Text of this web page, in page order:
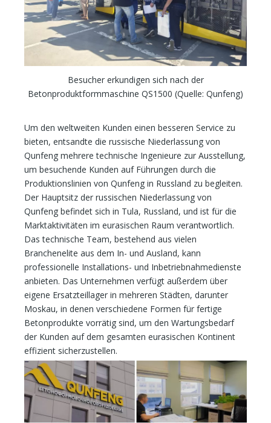
Besucher erkundigen sich nach der
Betonproduktformmaschine QS1500 (Quelle: Qunfeng)
Um den weltweiten Kunden einen besseren Service zu
bieten, entsandte die russische Niederlassung von
Qunfeng mehrere technische Ingenieure zur Ausstellung,
um besuchende Kunden auf Führungen durch die
Produktionslinien von Qunfeng in Russland zu begleiten.
Der Hauptsitz der russischen Niederlassung von
Qunfeng befindet sich in Tula, Russland, und ist für die
Marktaktivitäten im eurasischen Raum verantwortlich.
Das technische Team, bestehend aus vielen
Branchenelite aus dem In- und Ausland, kann
professionelle Installations- und Inbetriebnahmedienste
anbieten. Das Unternehmen verfügt außerdem über
eigene Ersatzteillager in mehreren Städten, darunter
Moskau, in denen verschiedene Formen für fertige
Betonprodukte vorrätig sind, um den Wartungsbedarf
der Kunden auf dem gesamten eurasischen Kontinent
effizient sicherzustellen.